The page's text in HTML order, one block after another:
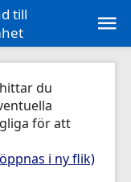
till
du
för att
i ny flik)